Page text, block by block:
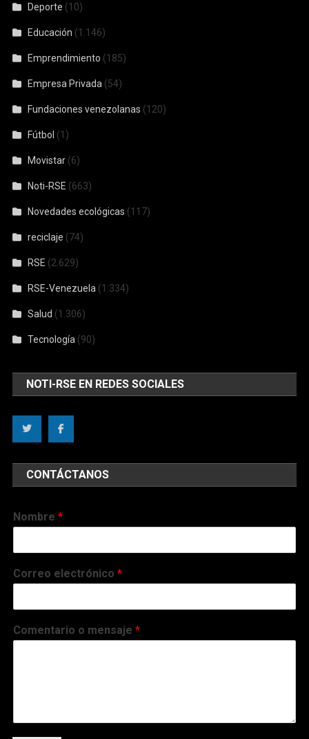
Deporte (10)
Educación (1.146)
Emprendimiento (185)
Empresa Privada (54)
Fundaciones venezolanas (120)
Fútbol (1)
Movistar (6)
Noti-RSE (663)
Novedades ecológicas (117)
reciclaje (74)
RSE (2.629)
RSE-Venezuela (1.334)
Salud (1.306)
Tecnología (90)
NOTI-RSE EN REDES SOCIALES
CONTÁCTANOS
Nombre*
Correo electrónico*
Comentario o mensaje*